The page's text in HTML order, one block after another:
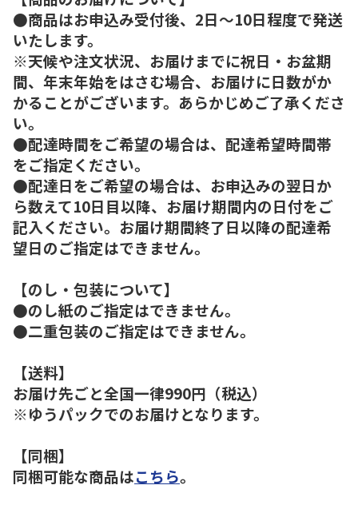
●商品はお申込み受付後、2日～10日程度で発送
いたします。
※天候や注文状況、お届けまでに祝日・お盆期
間、年末年始をはさむ場合、お届けに日数がか
かることがございます。あらかじめご了承くださ
い。
●配達時間をご希望の場合は、配達希望時間帯
をご指定ください。
●配達日をご希望の場合は、お申込みの翌日か
ら数えて10日目以降、お届け期間内の日付をご
記入ください。お届け期間終了日以降の配達希
望日のご指定はできません。
【のし・包装について】
●のし紙のご指定はできません。
●二重包装のご指定はできません。
【送料】
お届け先ごと全国一律990円（税込）
※ゆうパックでのお届けとなります。
【同梱】
同梱可能な商品はこちら。